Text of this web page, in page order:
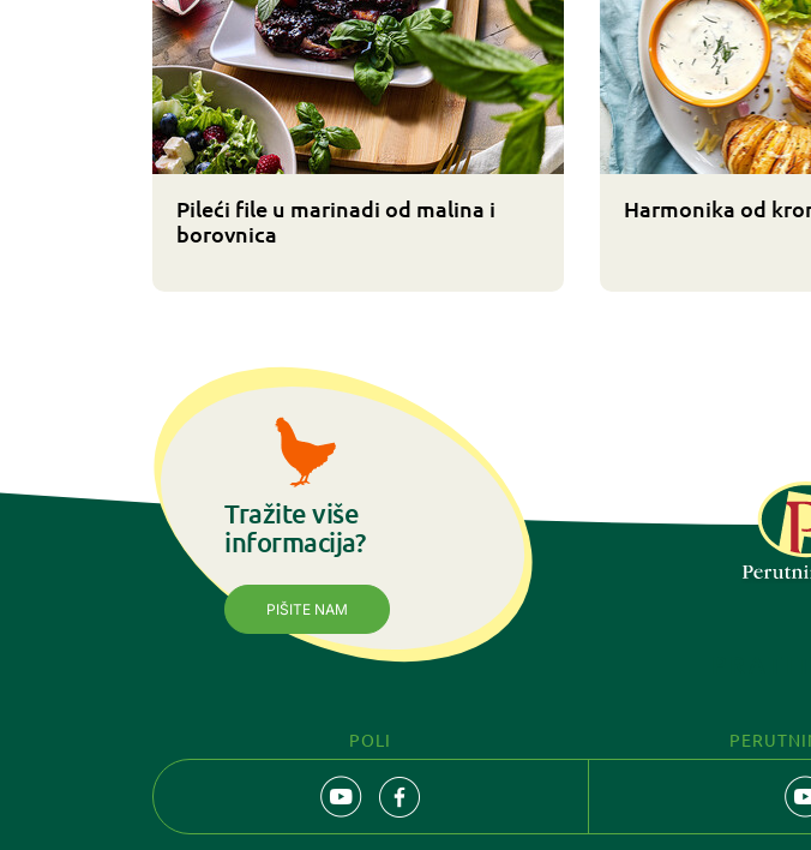
Pileći file u marinadi od malina i
borovnica
Harmonika od
Tražite više
informacija?
PIŠITE NAM
POLI